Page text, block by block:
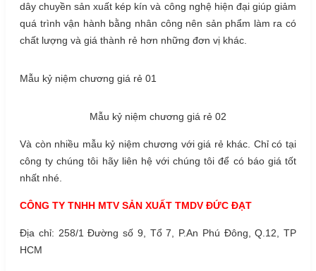
dây chuyền sản xuất kép kín và công nghệ hiện đại giúp giảm
quá trình vận hành bằng nhân công nên sản phẩm làm ra có
chất lượng và giá thành rẻ hơn những đơn vị khác.
Mẫu kỷ niệm chương giá rẻ 01
Mẫu kỷ niệm chương giá rẻ 02
Và còn nhiều mẫu kỷ niệm chương với giá rẻ khác. Chỉ có tại
công ty chúng tôi hãy liên hệ với chúng tôi để có báo giá tốt
nhất nhé.
CÔNG TY TNHH MTV SẢN XUẤT TMDV ĐỨC ĐẠT
Địa chỉ: 258/1 Đường số 9, Tổ 7, P.An Phú Đông, Q.12, TP
HCM